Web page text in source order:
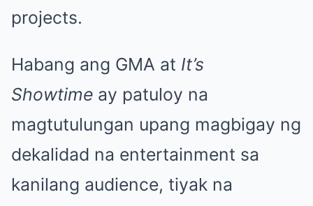
projects.
Habang ang GMA at It’s
Showtime ay patuloy na
magtutulungan upang magbigay ng
dekalidad na entertainment sa
kanilang audience, tiyak na